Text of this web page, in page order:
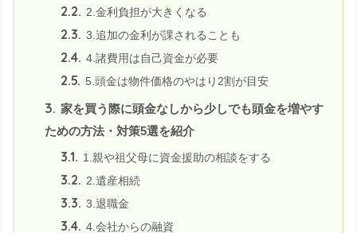
2.2. 2.金利負担が大きくなる
2.3. 3.追加の金利が課されることも
2.4. 4.諸費用は自己資金が必要
2.5. 5.頭金は物件価格のやはり2割が目安
3. 家を買う際に頭金なしから少しでも頭金を増やす
ための方法・対策5選を紹介
3.1. 1.親や祖父母に資金援助の相談をする
3.2. 2.遺産相続
3.3. 3.退職金
3.4. 4.会社からの融資